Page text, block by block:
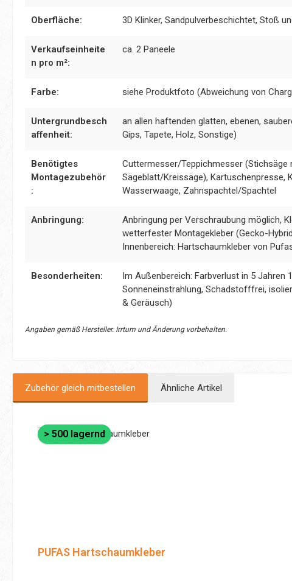
Oberfläche: 3D Klinker, Sandpulverbeschichtet, Stoß
Verkaufseinheite
n pro m²:
ca. 2 Paneele
Farbe: siehe Produktfoto (Abweichung von
Untergrundbesch
affenheit:
an allen haftenden glatten, ebenen,
Gips, Tapete, Holz, Sonstige)
Benötigtes
Montagezubehör
:
Cuttermesser/Teppichmesser (Stichsäge
Sägeblatt/Kreissäge), Kartuschenpresse,
Wasserwaage, Zahnspachtel/Spachtel
Anbringung:
Anbringung per Verschraubung möglich,
wetterfester Montagekleber (Gecko-
Innenbereich: Hartschaumkleber von
Besonderheiten:
Im Außenbereich: Farbverlust in 5 Jahren
Sonneneinstrahlung, Schadstofffrei,
& Geräusch)
Angaben gemäß Hersteller. Irrtum und Änderung vorbehalten.
Zubehör gleich mitbestellen Ähnliche Artikel
> 500 lagernd
PUFAS Hartschaumkleber